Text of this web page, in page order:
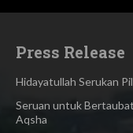
Press Release
Hidayatullah Serukan
Seruan untuk
Aqsha